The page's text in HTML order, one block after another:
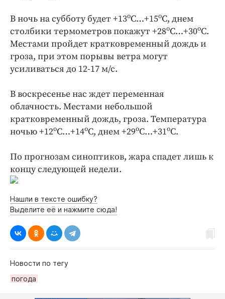
Бренд года
Работодатель года
В ночь на субботу будет +13оС…+15оС, днем
столбики термометров покажут +28оС…+30оС.
Местами пройдет кратковременный дождь и
гроза, при этом порывы ветра могут
усиливаться до 12-17 м/с.
В воскресенье нас ждет переменная
облачность. Местами небольшой
кратковременный дождь, гроза. Температура
ночью +12оС…+14оС, днем +29оС…+31оС.
По прогнозам синоптиков, жара спадет лишь к
концу следующей недели.
Нашли в тексте ошибку?
Выделите её и нажмите сюда!
Новости по тегу
погода